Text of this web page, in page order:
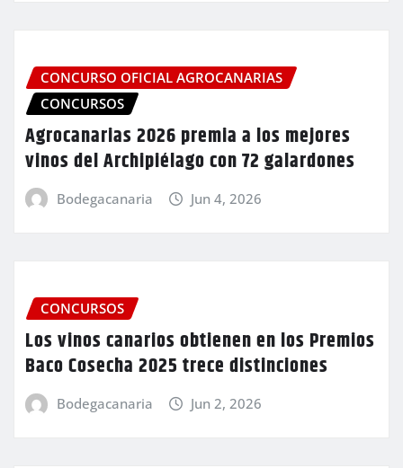
CONCURSO OFICIAL AGROCANARIAS
CONCURSOS
Agrocanarias 2026 premia a los mejores
vinos del Archipiélago con 72 galardones
Bodegacanaria Jun 4, 2026
CONCURSOS
Los vinos canarios obtienen en los Premios
Baco Cosecha 2025 trece distinciones
Bodegacanaria Jun 2, 2026